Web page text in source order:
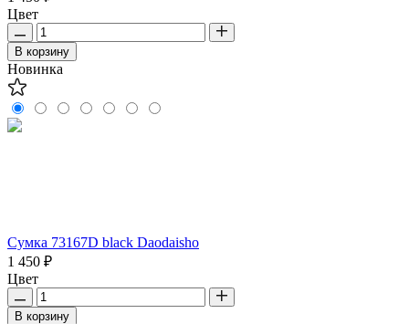
Цвет
В корзину
Новинка
Сумка 73167D black Daodaisho
1 450 ₽
Цвет
В корзину